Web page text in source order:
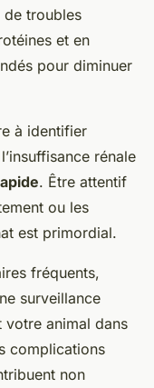
de troubles
et en
pour diminuer
à identifier
rénale
. Être attentif
ou les
est primordial.
fréquents,
surveillance
votre animal dans
complications
non